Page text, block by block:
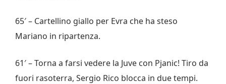
65′ – Cartellino giallo per Evra che ha steso
Mariano in ripartenza.
61′ – Torna a farsi vedere la Juve con Pjanic! Tiro da
fuori rasoterra, Sergio Rico blocca in due tempi.